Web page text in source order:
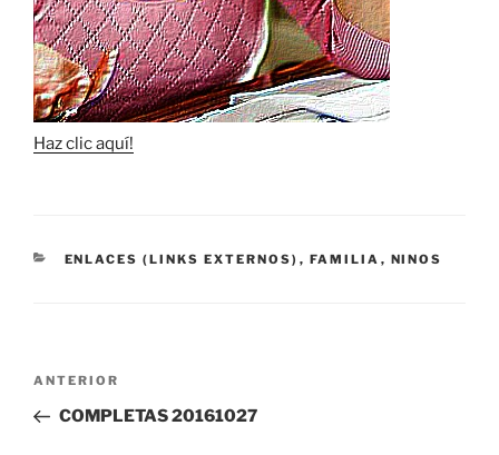
Haz clic aquí!
CATEGORÍAS
ENLACES (LINKS EXTERNOS) , FAMILIA , NINOS
Navegación
entradas
Entrada
anterior:
ANTERIOR
COMPLETAS 20161027